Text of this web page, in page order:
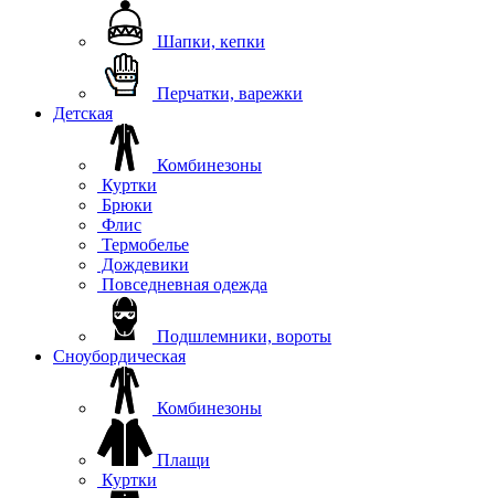
Шапки, кепки
Перчатки, варежки
Детская
Комбинезоны
Куртки
Брюки
Флис
Термобелье
Дождевики
Повседневная одежда
Подшлемники, вороты
Сноубордическая
Комбинезоны
Плащи
Куртки